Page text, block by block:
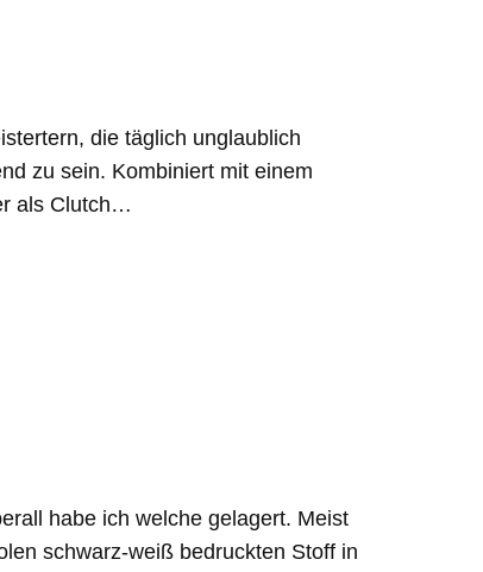
die täglich unglaublich
zu sein. Kombiniert mit einem
als Clutch…
habe ich welche gelagert. Meist
schwarz-weiß bedruckten Stoff in